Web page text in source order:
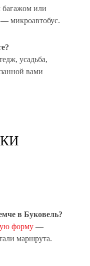
багажом или
микроавтобус.
усадьба,
вами
в Буковель?
форму —
маршрута.